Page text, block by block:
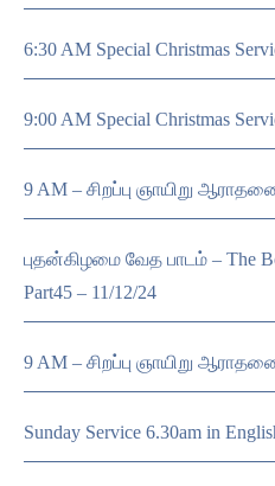
6:30 AM Special Christmas
9:00 AM Special Christmas
9 AM – சிறப்பு ஞாயிறு
புதன்கிழமை வேத பாடம் – The
Part45 – 11/12/24
9 AM – சிறப்பு ஞாயிறு
Sunday Service 6.30am in